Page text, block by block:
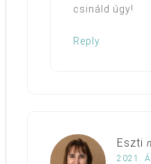
csináld úgy!
Reply
Eszti
2021.